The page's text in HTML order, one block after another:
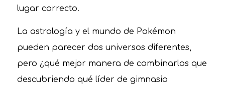
lugar correcto.
La astrología y el mundo de Pokémon
pueden parecer dos universos diferentes,
pero ¿qué mejor manera de combinarlos que
descubriendo qué líder de gimnasio